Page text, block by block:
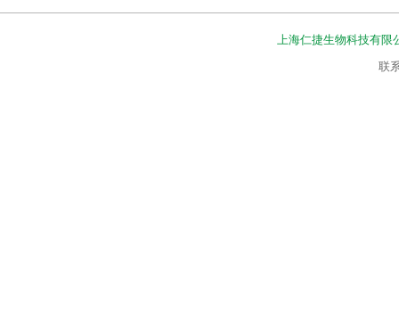
上海仁捷生物科技有限
联